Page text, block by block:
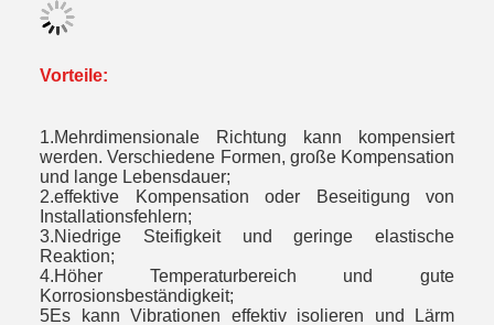
Vorteile:
1.Mehrdimensionale Richtung kann kompensiert
werden. Verschiedene Formen, große Kompensation
und lange Lebensdauer;
2.effektive Kompensation oder Beseitigung von
Installationsfehlern;
3.Niedrige Steifigkeit und geringe elastische
Reaktion;
4.Höher Temperaturbereich und gute
Korrosionsbeständigkeit;
5Es kann Vibrationen effektiv isolieren und Lärm